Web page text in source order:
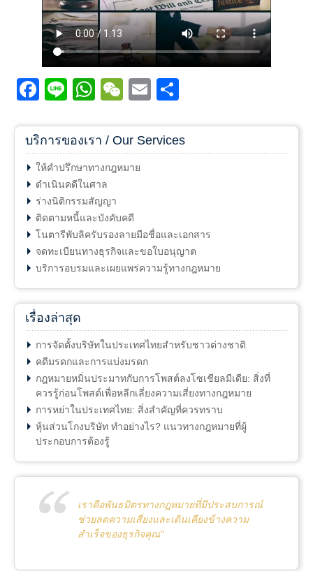
Facebook
LineWhatsApp
WeChat
Email
บริการของเรา / Our Services
ให้คำปรึกษาทางกฎหมาย
ดำเนินคดีในศาล
ร่างนิติกรรมสัญญา
ติดตามหนี้และบังคับคดี
โนตารีพับลิครับรองลายมือชื่อและเอกสาร
จดทะเบียนทางธุรกิจและขอใบอนุญาต
บริการอบรมและเผยแพร่ความรู้ทางกฎหมาย
เรื่องล่าสุด
การจัดตั้งบริษัทในประเทศไทยสำหรับชาวต่างชาติ
คดีมรดกและการแบ่งมรดก
กฎหมายหมิ่นประมาทกับการโพสต์ลงโซเชียลมีเดีย: สิ่งที่
ควรรู้ก่อนโพสต์เพื่อหลีกเลี่ยงความเสี่ยงทางกฎหมาย
การหย่าในประเทศไทย: สิ่งสำคัญที่ควรทราบ
หุ้นส่วนโกงบริษัท ทำอย่างไร? แนวทางกฎหมายที่ผู้
ประกอบการต้องรู้
เราคือพันธมิตรทางกฎหมายที่มีประสบการณ์
ช่วยลดความเสี่ยงและเดินเคียงข้างความ
สำเร็จของธุรกิจคุณ"